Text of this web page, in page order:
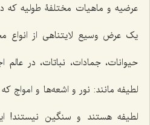
عرضیه و ماهیات مختلفۀ طولیه که
یک عرض وسیع لایتناهی از انواع
حیوانات، جمادات، نباتات، در عالم
لطیفه مانند: نور و اشعه‌ها و امواج که
لطیفه هستند و سنگین نیستند!